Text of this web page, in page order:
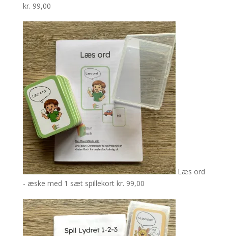
kr. 99,00
Læs ord
- æske med 1 sæt spillekort kr. 99,00